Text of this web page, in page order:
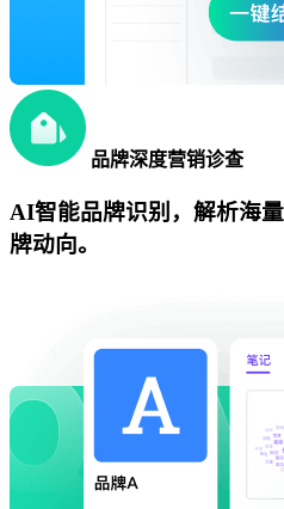
品牌深度营销诊查
AI智能品牌识别，解析海
牌动向。